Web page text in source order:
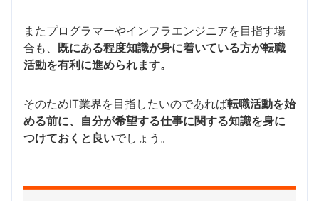
またプログラマーやインフラエンジニアを目指す場
合も、 既にある程度知識が身に着いている方が転職
活動を有利に進められます。
そのためIT業界を目指したいのであれば転職活動を始
める前に、自分が希望する仕事に関する知識を身に
つけておくと良いでしょう。